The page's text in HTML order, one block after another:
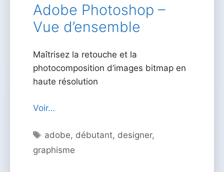
Adobe Photoshop –
Vue d’ensemble
Maîtrisez la retouche et la
photocomposition d’images bitmap en
haute résolution
Voir…
Étiquettes
adobe, débutant, designer,
graphisme